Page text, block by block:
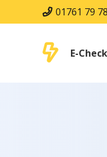
01761 79
E-